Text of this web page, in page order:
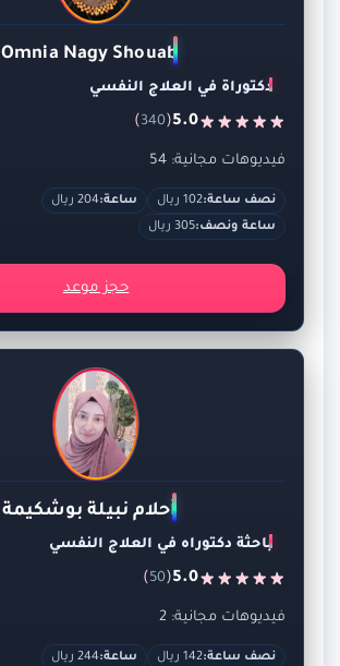
Omnia Nagy Shouab
دكتوراة في العلاج النفسي
5.0
(
340
)
فيديوهات مجانية: 54
نصف ساعة:102 ريال ساعة:204 ريال
ساعة ونصف:305 ريال
حجز موعد
أحلام نبيلة بوشكيمة
باحثة دكتوراه في العلاج النفسي
5.0
(
50
)
فيديوهات مجانية: 2
نصف ساعة:142 ريال ساعة:244 ريال